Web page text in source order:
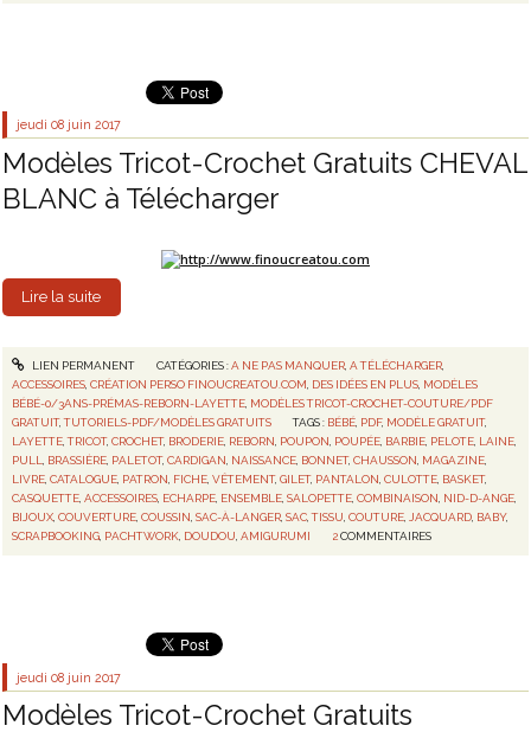
jeudi 08 juin 2017
Modèles Tricot-Crochet Gratuits CHEVAL
BLANC à Télécharger
Lire la suite
LIEN PERMANENT CATÉGORIES :A NE PAS MANQUER, A TÉLÉCHARGER,
ACCESSOIRES ,CRÉATION PERSO FINOUCREATOU.COM DES IDÉES EN PLUS MODÈLES
BÉBÉ-0/3ANS-PRÉMAS-REBORN-LAYETTE MODÈLES TRICOT-CROCHET-COUTURE/PDF
GRATUIT,TUTORIELS-PDF/MODÈLES GRATUITS TAGS : BÉBÉ PDF, MODÈLE GRATUIT,
LAYETTE ,TRICOT,CROCHET, BRODERIE REBORN POUPON POUPÉE BARBIE PELOTE LAINE
PULL
BRASSIÈRE PALETOT,CARDIGAN NAISSANCE BONNET,CHAUSSON MAGAZINE
LIVRE ,CATALOGUE PATRON FICHE ,VÊTEMENT,GILET, PANTALON ,CULOTTE BASKET,
CASQUETTE ,ACCESSOIRES ECHARPE ENSEMBLE ,SALOPETTE ,COMBINAISON NID-D-ANGE
BIJOUX ,COUVERTURE ,COUSSIN ,SAC-À-LANGER ,SAC ,TISSU ,COUTURE JACQUARD BABY,
SCRAPBOOKING PACHTWORK DOUDOU ,AMIGURUMI 2 COMMENTAIRES
jeudi 08 juin 2017
Modèles Tricot-Crochet Gratuits